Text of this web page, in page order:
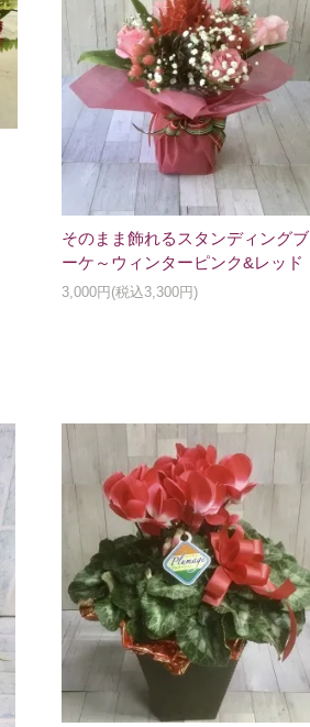
そのまま飾れるスタンディングブ
ーケ～ウィンターピンク&レッド
3,000円(税込3,300円)